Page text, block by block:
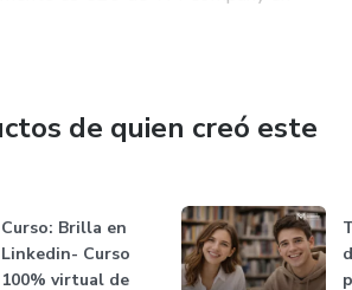
contenido pregrabado, guía para
IA, automatización y
de quien creó este
Curso: Brilla en
Linkedin- Curso
100% virtual de